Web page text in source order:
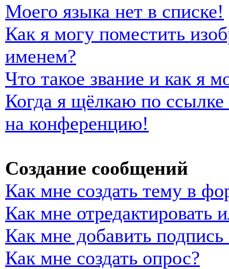
Моего языка нет в списке!
Как я могу поместить
именем?
Что такое звание и как я
Когда я щёлкаю по
на конференцию!
Создание сообщений
Как мне создать тему в
Как мне отредактировать
Как мне добавить
Как мне создать опрос?